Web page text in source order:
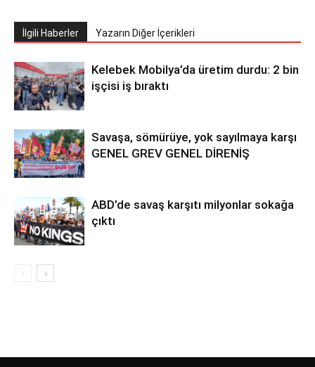
İlgili Haberler Yazarın Diğer İçerikleri
Kelebek Mobilya’da üretim durdu: 2 bin
işçisi iş bıraktı
Savaşa, sömürüye, yok sayılmaya karşı
GENEL GREV GENEL DİRENİŞ
ABD’de savaş karşıtı milyonlar sokağa
çıktı